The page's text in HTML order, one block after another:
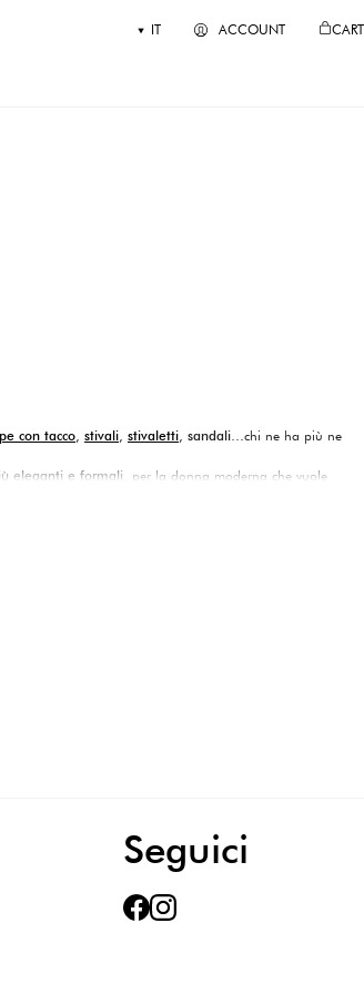
IT ACCOUNT CART
con tacco stivali stivaletti , sandali… chi ne ha più ne
eleganti e formali , per la donna moderna che vuole
Seguici